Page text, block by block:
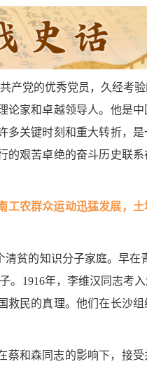
产党的优秀党员，久经考
家和卓越领导人。他是
关键时刻和重大转折，
艰苦卓绝的奋斗历史联
农群众运动迅猛发展，
贫的知识分子家庭。早
1916年，李维汉同志考
民的真理。他们在长沙
和森同志的影响下，接